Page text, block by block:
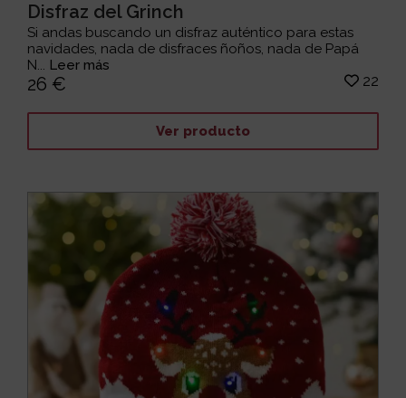
Disfraz del Grinch
Si andas buscando un disfraz auténtico para estas
navidades, nada de disfraces ñoños, nada de Papá
N... Leer más
26 € 22
Ver producto